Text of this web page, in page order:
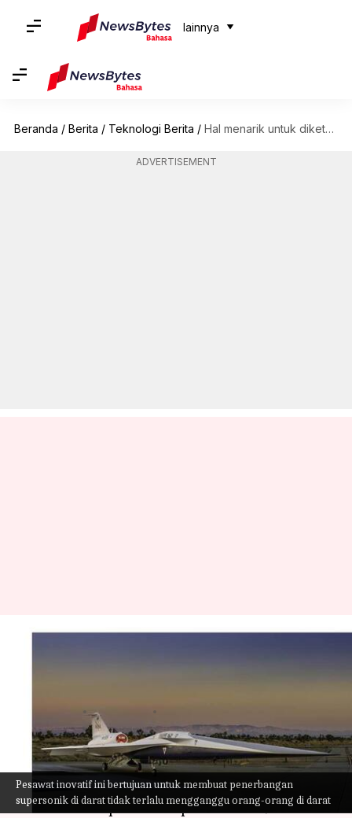
lainnya
Beranda / Berita / Teknologi Berita / Hal menarik untuk diketahui tentang pesawat supersonik X-59 milik NASA-Lockheed Martin
ADVERTISEMENT
Pesawat inovatif ini bertujuan untuk membuat penerbangan
supersonik di darat tidak terlalu mengganggu orang-orang di darat
Hal menarik untuk diketahui
tentang pesawat supersonik X-
59 milik NASA-Lockheed Martin
Jan 16, 2024
Apa ceritanya
NASA, pada Jumat (waktu setempat),
meluncurkan pesawat supersonik X-59